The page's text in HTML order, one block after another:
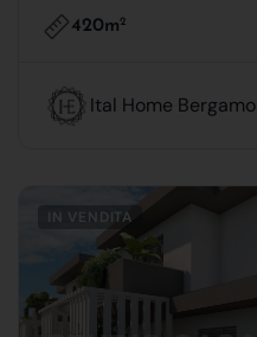
420m2
Ital Home Bergamo
IN VENDITA